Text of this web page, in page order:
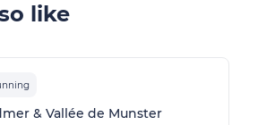
like
& Vallée de Munster